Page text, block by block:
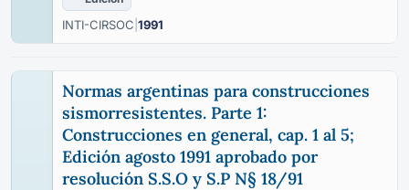
INTI-CIRSOC 1991
Normas argentinas para construcciones
sismorresistentes. Parte 1:
Construcciones en general, cap. 1 al 5;
Edición agosto 1991 aprobado por
resolución S.S.O y S.P N§ 18/91